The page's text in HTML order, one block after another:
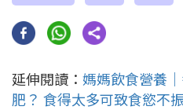
延伸閱讀： 媽媽飲食營養
肥？ 食得太多可致食慾不